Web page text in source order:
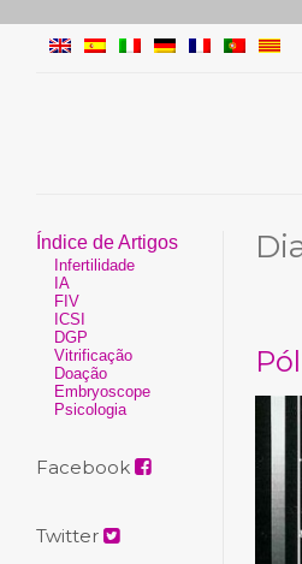
Índice de Artigos
Infertilidade
IA
FIV
ICSI
DGP
Vitrificação
Doação
Embryoscope
Psicologia
Facebook
Twitter